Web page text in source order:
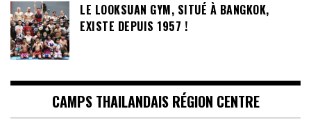
LE LOOKSUAN GYM, SITUÉ À BANGKOK,
EXISTE DEPUIS 1957 !
CAMPS THAILANDAIS RÉGION CENTRE